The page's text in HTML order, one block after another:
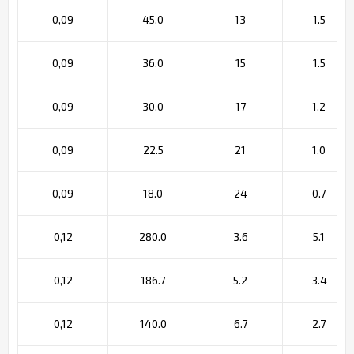
0,09 45.0 13 1.5
0,09 36.0 15 1.5
0,09 30.0 17 1.2
0,09 22.5 21 1.0
0,09 18.0 24 0.7
0,12 280.0 3.6 5.1
0,12 186.7 5.2 3.4
0,12 140.0 6.7 2.7